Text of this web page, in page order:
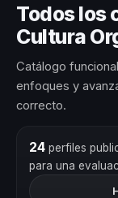
Todos los
Cultura
Catálogo
enfoques y
correcto.
24perfiles
para una